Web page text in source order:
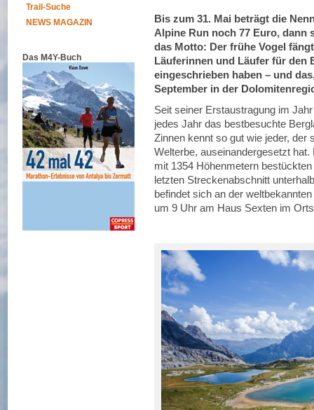
Trail-Suche
NEWS MAGAZIN
Das M4Y-Buch
Bis zum 31. Mai beträgt die
Alpine Run noch 77 Euro, dann
das Motto: Der frühe Vogel
Läuferinnen und Läufer für den
eingeschrieben haben – und
September in der
Seit seiner Erstaustragung im
jedes Jahr das bestbesuchte
Zinnen kennt so gut wie jeder,
Welterbe, auseinandergesetzt
mit 1354 Höhenmetern
letzten Streckenabschnitt
befindet sich an der
um 9 Uhr am Haus Sexten im